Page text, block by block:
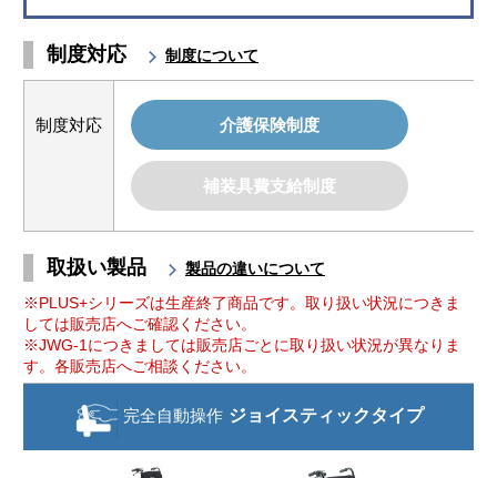
制度対応 制度について
制度対応 介護保険制度
補装具費支給制度
取扱い製品
製品の違いについて
※PLUS+シリーズは生産終了商品です。取り扱い状況につきま
しては販売店へご確認ください。
※JWG-1につきましては販売店ごとに取り扱い状況が異なりま
す。各販売店へご相談ください。
完全自動操作 ジョイスティックタイプ